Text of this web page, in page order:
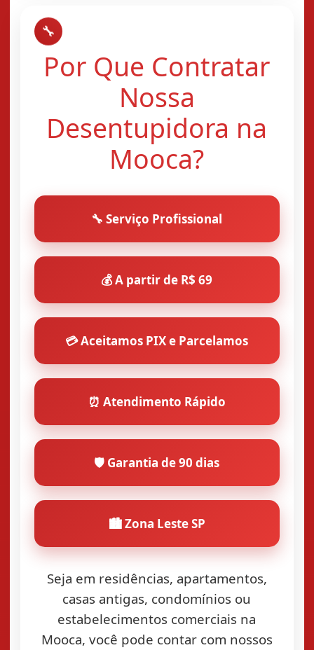
🔧
Por Que Contratar
Nossa
Desentupidora na
Mooca?
🔧 Serviço Profissional
💰 A partir de R$ 69
💳 Aceitamos PIX e Parcelamos
⏰ Atendimento Rápido
🛡️ Garantia de 90 dias
🏙️ Zona Leste SP
Seja em residências, apartamentos,
casas antigas, condomínios ou
estabelecimentos comerciais na
Mooca, você pode contar com nossos